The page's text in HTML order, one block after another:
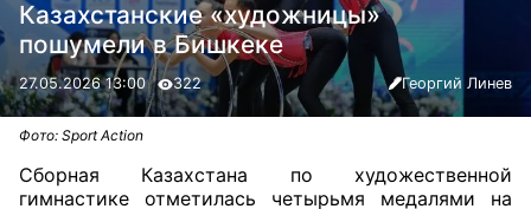
Казахстанские «художницы»
пошумели в Бишкеке
27.05.2026 13:00 322 Георгий Линев
Фото: Sport Action
Сборная Казахстана по художественной
гимнастике отметилась четырьмя медалями на